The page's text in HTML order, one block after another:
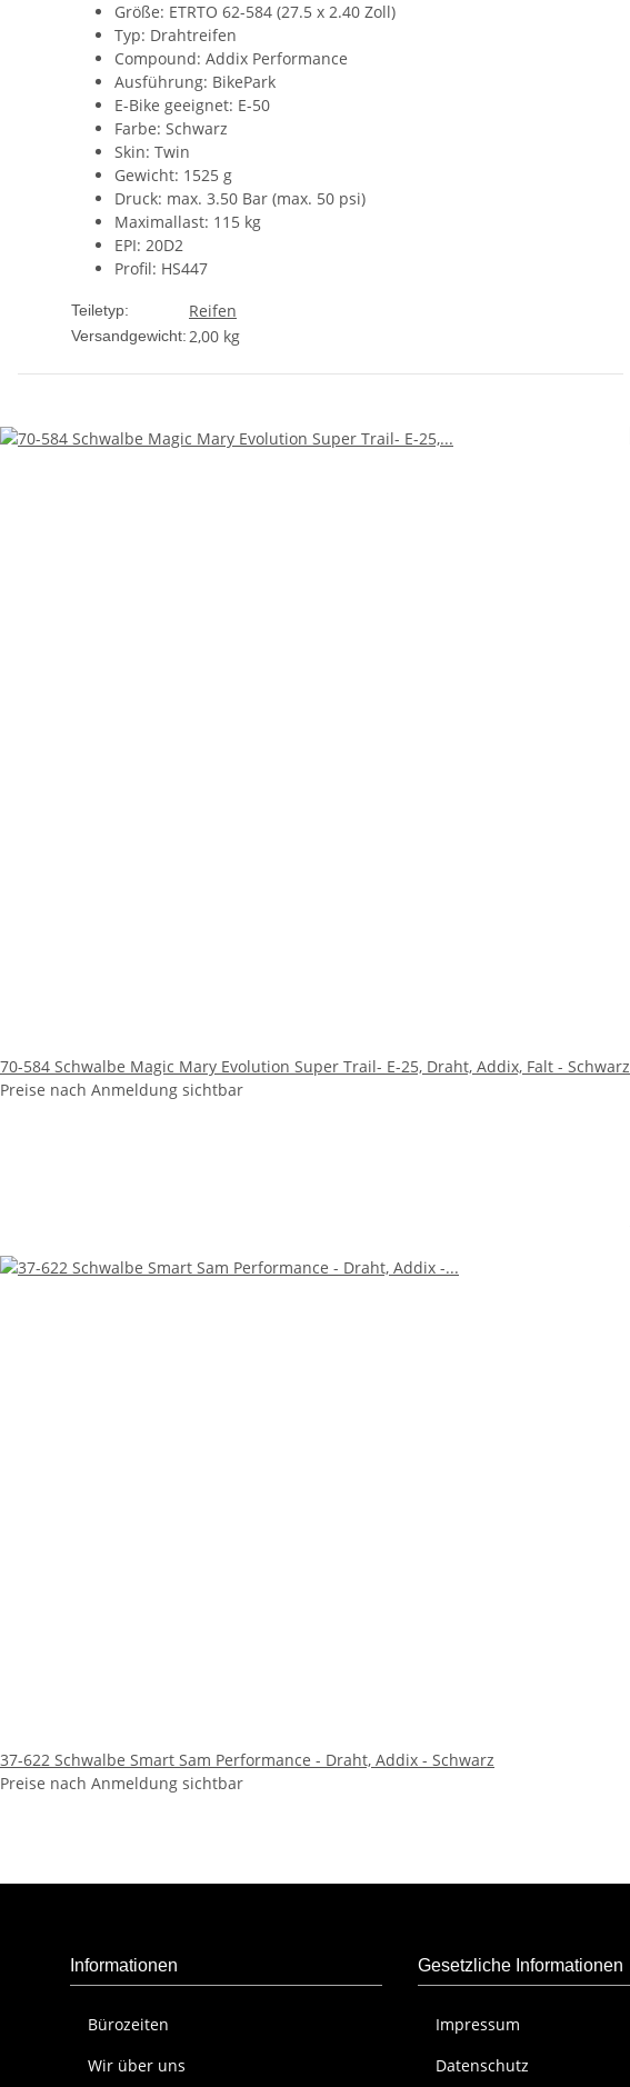
Größe: ETRTO 62-584 (27.5 x 2.40 Zoll)
Typ: Drahtreifen
Compound: Addix Performance
Ausführung: BikePark
E-Bike geeignet: E-50
Farbe: Schwarz
Skin: Twin
Gewicht: 1525 g
Druck: max. 3.50 Bar (max. 50 psi)
Maximallast: 115 kg
EPI: 20D2
Profil: HS447
Teiletyp: Reifen
Versandgewicht:2,00 kg
70-584 Schwalbe Magic Mary Evolution Super Trail- E-25, Draht, Addix, Falt - Schwarz
Preise nach Anmeldung sichtbar
37-622 Schwalbe Smart Sam Performance - Draht, Addix - Schwarz
Preise nach Anmeldung sichtbar
Informationen
Bürozeiten
Wir über uns
Gesetzliche Informationen
Impressum
Datenschutz